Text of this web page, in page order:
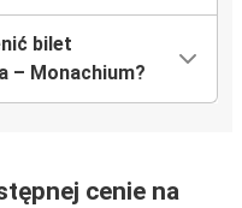
bilet
– Monachium?
cenie na